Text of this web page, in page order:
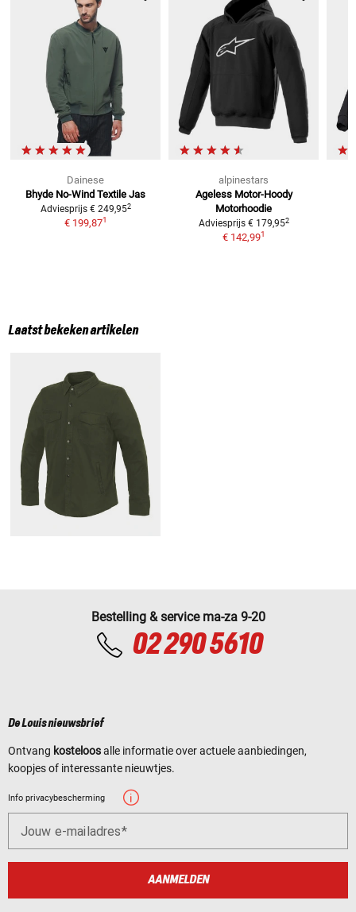
Dainese
Bhyde No-Wind Textile Jas
Adviesprijs € 249,952
€ 199,871
alpinestars
Ageless Motor-Hoody
Motorhoodie
Adviesprijs € 179,952
€ 142,991
Laatst bekeken artikelen
Bestelling & service ma-za 9-20
02 290 5610
De Louis nieuwsbrief
Ontvang kosteloosalle informatie over actuele aanbiedingen,
koopjes of interessante nieuwtjes.
Info privacybescherming
Jouw e-mailadres
AANMELDEN